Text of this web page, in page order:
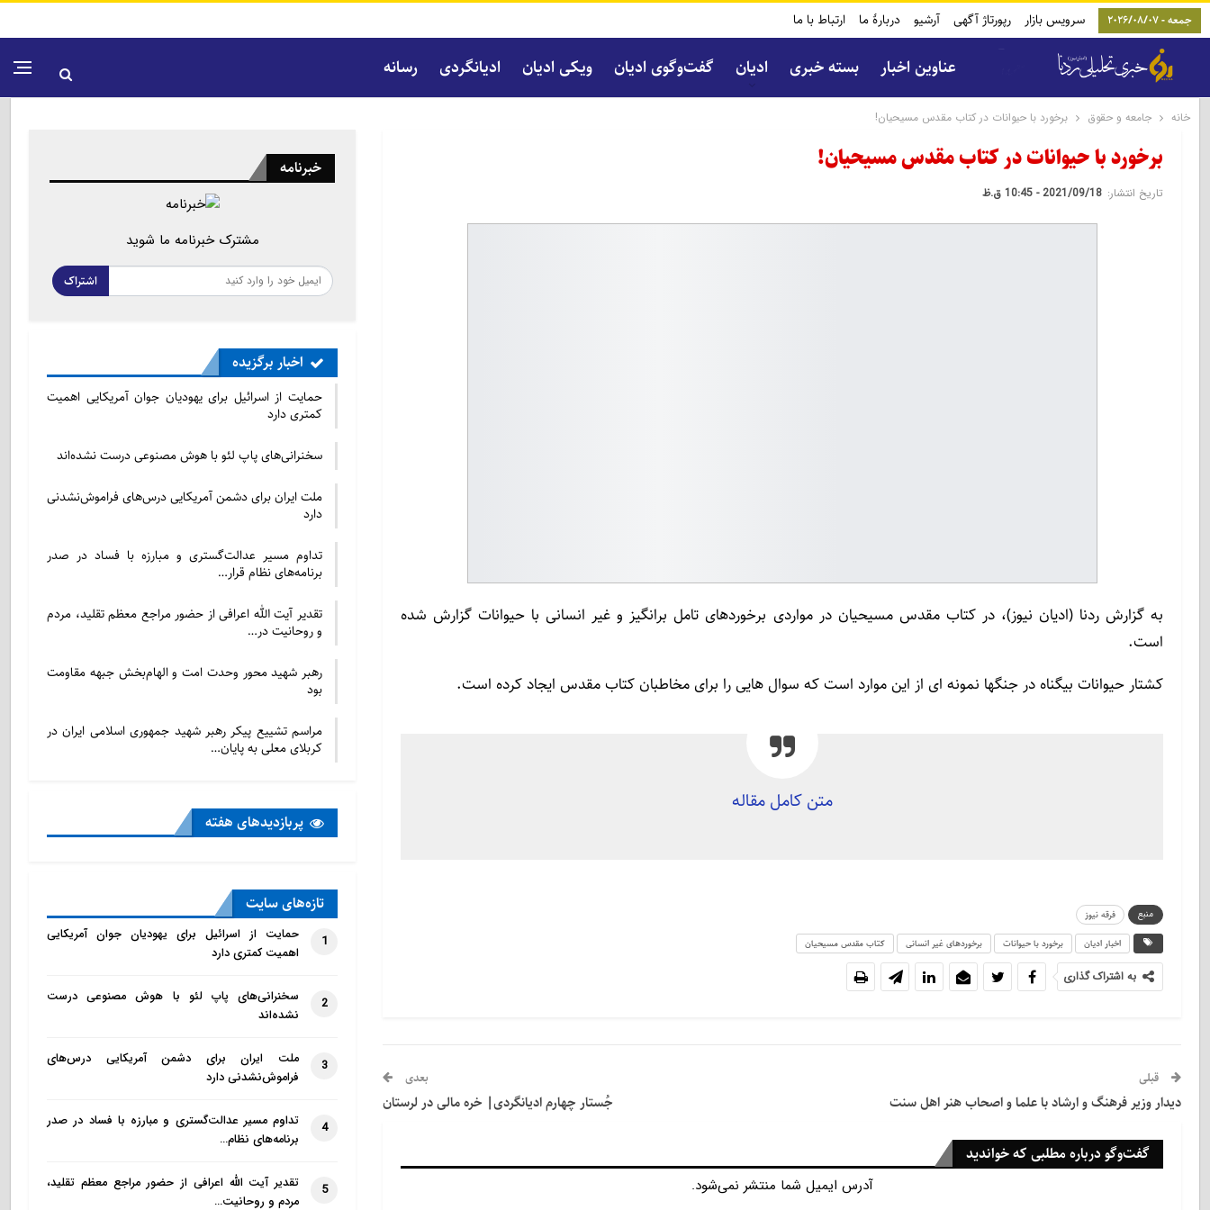
جمعه - 2026/08/07 سرویس بازار رپورتاژ آگهی آرشیو دربارۀ ما ارتباط با ما
عناوین اخبار بسته خبری ادیان گفت‌و‌گوی ادیان ویکی ادیان ادیانگردی رسانه
خانه جامعه و حقوق برخورد با حیوانات در کتاب مقدس مسیحیان!
برخورد با حیوانات در کتاب مقدس مسیحیان!
تاریخ انتشار: 2021/09/18 - 10:45 ق.ظ
به گزارش ردنا (ادیان نیوز)، در کتاب مقدس مسیحیان در مواردی برخوردهای تامل برانگیز و غیر انسانی با حیوانات گزارش شده
است.
کشتار حیوانات بیگناه در جنگها نمونه ای از این موارد است که سوال هایی را برای مخاطبان کتاب مقدس ایجاد کرده است.
متن کامل مقاله
منبع
فرقه نیوز
اخبار ادیان
برخورد با حیوانات برخوردهای غیر انسانی کتاب مقدس مسیحیان
به اشتراک گذاری
قبلی
دیدار وزیر فرهنگ و ارشاد با علما و اصحاب هنر اهل سنت
بعدی
جُستار چهارم ادیانگردی| خره مالی در لرستان
گفت‌وگو درباره مطلبی که خواندید
آدرس ایمیل شما منتشر نمی‌شود.
خبرنامه
مشترک خبرنامه ما شوید
اشتراک
اخبار برگزیده
حمایت از اسرائیل برای یهودیان جوان آمریکایی اهمیت
کمتری دارد
سخنرانی‌های پاپ لئو با هوش مصنوعی درست نشده‌اند
ملت ایران برای دشمن آمریکایی درس‌های فراموش‌نشدنی
دارد
تداوم مسیر عدالت‌گستری و مبارزه با فساد در صدر
برنامه‌های نظام قرار…
تقدیر آیت الله اعرافی از حضور مراجع معظم تقلید، مردم
و روحانیت در…
رهبر شهید محور وحدت امت و الهام‌بخش جبهه مقاومت
بود
مراسم تشییع پیکر رهبر شهید جمهوری اسلامی ایران در
کربلای معلی به پایان…
پربازدید‌های هفته
تازه‌‌های سایت
1
حمایت از اسرائیل برای یهودیان جوان آمریکایی
اهمیت کمتری دارد
2
سخنرانی‌های پاپ لئو با هوش مصنوعی درست
نشده‌اند
3
ملت ایران برای دشمن آمریکایی درس‌های
فراموش‌نشدنی دارد
4
تداوم مسیر عدالت‌گستری و مبارزه با فساد در صدر
برنامه‌های نظام…
5
تقدیر آیت الله اعرافی از حضور مراجع معظم تقلید،
مردم و روحانیت…